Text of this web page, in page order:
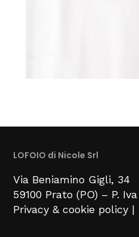
LOFOIO di Nicole Srl
Via Beniamino Gigli, 34
59100 Prato (PO) – P.
Privacy & cookie policy |